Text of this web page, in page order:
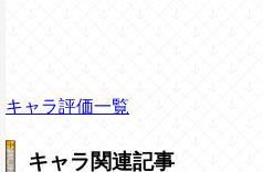
キャラ評価一覧
キャラ関連記事